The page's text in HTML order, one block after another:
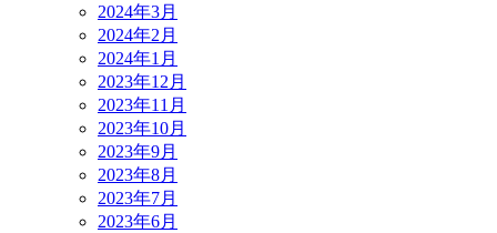
2024年3月
2024年2月
2024年1月
2023年12月
2023年11月
2023年10月
2023年9月
2023年8月
2023年7月
2023年6月